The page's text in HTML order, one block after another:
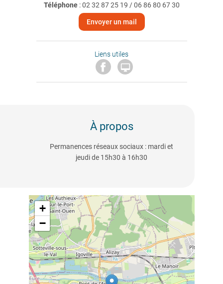
Téléphone:02 32 87 25 19 / 06 86 80 67 30
Envoyer un mail
Liens utiles

À propos
Permanences réseaux sociaux : mardi et
jeudi de 15h30 à 16h30
+
−